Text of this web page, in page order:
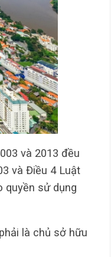
và 2013 đều
và Điều 4 Luật
quyền sử dụng
là chủ sở hữu